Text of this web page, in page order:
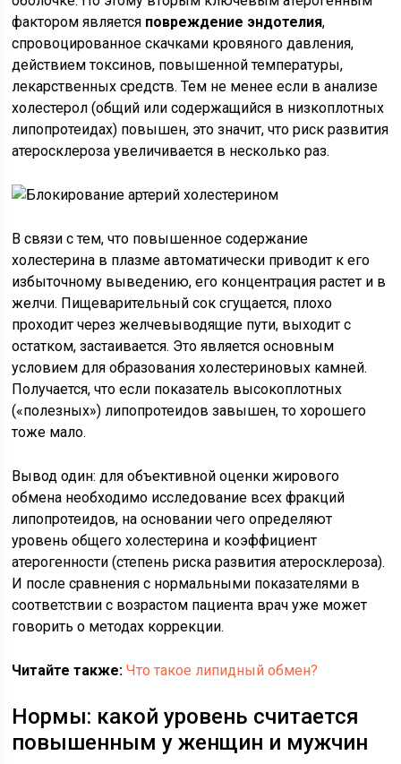
фактором является повреждение эндотелия,
спровоцированное скачками кровяного давления,
действием токсинов, повышенной температуры,
лекарственных средств. Тем не менее если в анализе
холестерол (общий или содержащийся в низкоплотных
липопротеидах) повышен, это значит, что риск развития
атеросклероза увеличивается в несколько раз.
В связи с тем, что повышенное содержание
холестерина в плазме автоматически приводит к его
избыточному выведению, его концентрация растет и в
желчи. Пищеварительный сок сгущается, плохо
проходит через желчевыводящие пути, выходит с
остатком, застаивается. Это является основным
условием для образования холестериновых камней.
Получается, что если показатель высокоплотных
(«полезных») липопротеидов завышен, то хорошего
тоже мало.
Вывод один: для объективной оценки жирового
обмена необходимо исследование всех фракций
липопротеидов, на основании чего определяют
уровень общего холестерина и коэффициент
атерогенности (степень риска развития атеросклероза).
И после сравнения с нормальными показателями в
соответствии с возрастом пациента врач уже может
говорить о методах коррекции.
Читайте также: Что такое липидный обмен?
Нормы: какой уровень считается
повышенным у женщин и мужчин